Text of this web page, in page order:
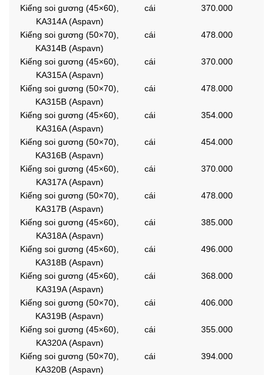
Kiếng soi gương (45×60),
KA314A (Aspavn)
cái 370.000
Kiếng soi gương (50×70),
KA314B (Aspavn)
cái 478.000
Kiếng soi gương (45×60),
KA315A (Aspavn)
cái 370.000
Kiếng soi gương (50×70),
KA315B (Aspavn)
cái 478.000
Kiếng soi gương (45×60),
KA316A (Aspavn)
cái 354.000
Kiếng soi gương (50×70),
KA316B (Aspavn)
cái 454.000
Kiếng soi gương (45×60),
KA317A (Aspavn)
cái 370.000
Kiếng soi gương (50×70),
KA317B (Aspavn)
cái 478.000
Kiếng soi gương (45×60),
KA318A (Aspavn)
cái 385.000
Kiếng soi gương (45×60),
KA318B (Aspavn)
cái 496.000
Kiếng soi gương (45×60),
KA319A (Aspavn)
cái 368.000
Kiếng soi gương (50×70),
KA319B (Aspavn)
cái 406.000
Kiếng soi gương (45×60),
KA320A (Aspavn)
cái 355.000
Kiếng soi gương (50×70),
KA320B (Aspavn)
cái 394.000